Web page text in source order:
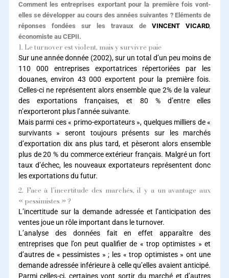
Comment les entreprises exportant pour la première fois vont-
elles se développer au cours des années suivantes ? Eléments de
réponses fondées sur les travaux deVINCENT VICARD,
économiste au CEPII.
1. Le turnover est violent, mais y survivre paie
Sur une année donnée (2002), sur un total d’un peu moins de
110 000 entreprises exportatrices répertoriées par les
douanes, environ 43 000 exportent pour la première fois.
Celles-ci ne représentent alors ensemble que 2% de la valeur
des exportations françaises, et 80 % d’entre elles
n’exporteront plus l’année suivante.
Mais parmi ces « primo-exportateurs », quelques milliers de «
survivants » seront toujours présents sur les marchés
d’exportation dix ans plus tard, et pèseront alors ensemble
plus de 20 % du commerce extérieur français. Malgré un fort
taux d’échec, les nouveaux exportateurs représentent donc
les exportations du futur.
2. Face à l’incertitude des marchés, il y a un avantage aux
« pessimistes » ?
L’incertitude sur la demande adressée et l’anticipation des
ventes joue un rôle important dans le turnover.
L’analyse des données fait en effet apparaître des
entreprises que l’on peut qualifier de « trop optimistes » et
d’autres de « pessimistes » ; les « trop optimistes » ont une
demande adressée inférieure à celle qu’elles avaient anticipé.
Parmi celles-ci, certaines vont sortir du marché et d’autres